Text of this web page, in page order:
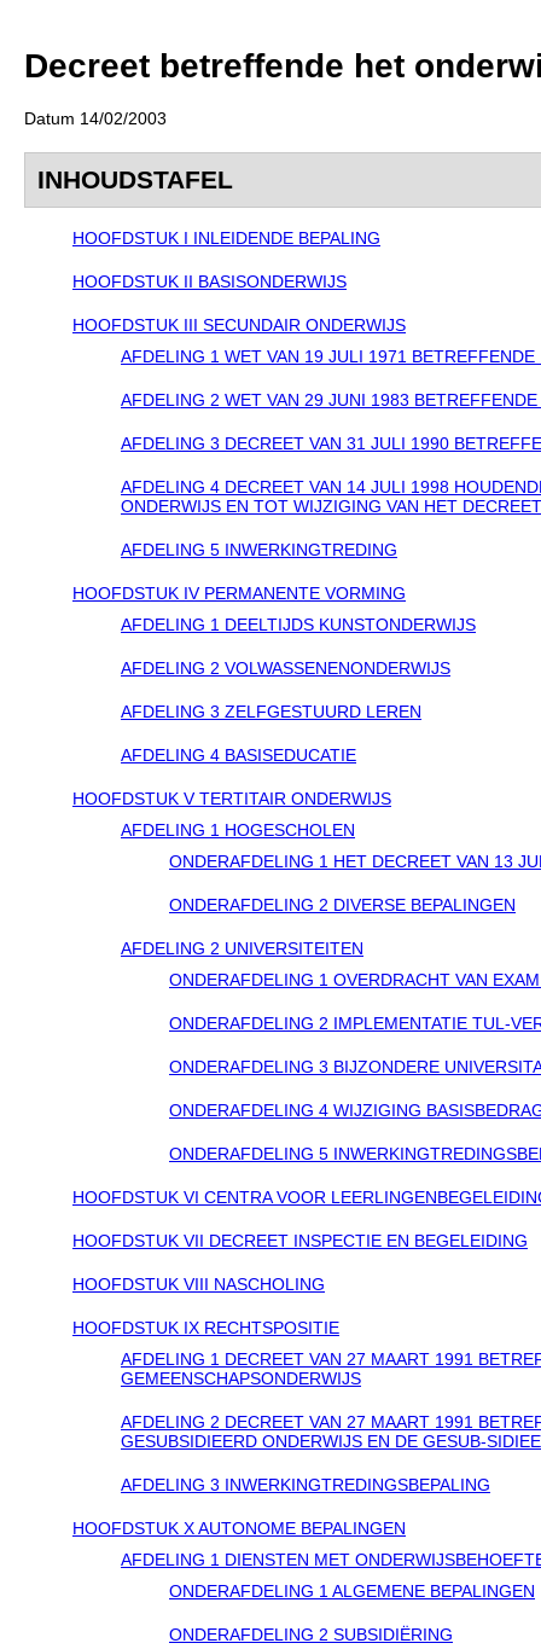
Decreet betreffende het
Datum 14/02/2003
INHOUDSTAFEL
HOOFDSTUK I INLEIDENDE BEPALING
HOOFDSTUK II BASISONDERWIJS
HOOFDSTUK III SECUNDAIR ONDERWIJS
AFDELING 1 WET VAN 19 JULI 1971
AFDELING 2 WET VAN 29 JUNI 1983
AFDELING 3 DECREET VAN 31 JULI 1990
AFDELING 4 DECREET VAN 14 JULI 1998
ONDERWIJS EN TOT WIJZIGING VAN HET
AFDELING 5 INWERKINGTREDING
HOOFDSTUK IV PERMANENTE VORMING
AFDELING 1 DEELTIJDS KUNSTONDERWIJS
AFDELING 2 VOLWASSENENONDERWIJS
AFDELING 3 ZELFGESTUURD LEREN
AFDELING 4 BASISEDUCATIE
HOOFDSTUK V TERTITAIR ONDERWIJS
AFDELING 1 HOGESCHOLEN
ONDERAFDELING 1 HET DECREET VAN 13
ONDERAFDELING 2 DIVERSE BEPALINGEN
AFDELING 2 UNIVERSITEITEN
ONDERAFDELING 1 OVERDRACHT VAN
ONDERAFDELING 2 IMPLEMENTATIE TUL-
ONDERAFDELING 3 BIJZONDERE
ONDERAFDELING 4 WIJZIGING
ONDERAFDELING 5
HOOFDSTUK VI CENTRA VOOR
HOOFDSTUK VII DECREET INSPECTIE EN BEGELEIDING
HOOFDSTUK VIII NASCHOLING
HOOFDSTUK IX RECHTSPOSITIE
AFDELING 1 DECREET VAN 27 MAART 1991
GEMEENSCHAPSONDERWIJS
AFDELING 2 DECREET VAN 27 MAART 1991
GESUBSIDIEERD ONDERWIJS EN DE GESUB-
AFDELING 3 INWERKINGTREDINGSBEPALING
HOOFDSTUK X AUTONOME BEPALINGEN
AFDELING 1 DIENSTEN MET
ONDERAFDELING 1 ALGEMENE BEPALINGEN
ONDERAFDELING 2 SUBSIDIËRING